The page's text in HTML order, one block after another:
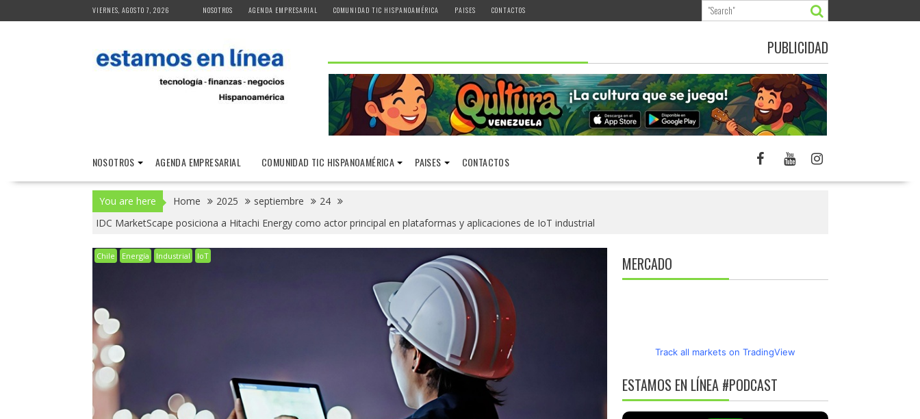
to
VIERNES, AGOSTO 7, 2026 NOSOTROS AGENDA EMPRESARIAL COMUNIDAD TIC HISPANOAMÉRICA PAISES CONTACTOS
PUBLICIDAD
NOSOTROS AGENDA EMPRESARIAL COMUNIDAD TIC HISPANOAMÉRICA PAISES CONTACTOS
You are here Home 2025 septiembre
24
IDC MarketScape posiciona a Hitachi Energy como actor principal en plataformas y aplicaciones de IoT industrial
Chile Energía Industrial IoT MERCADO
Track all markets on TradingView
ESTAMOS EN LÍNEA #PODCAST